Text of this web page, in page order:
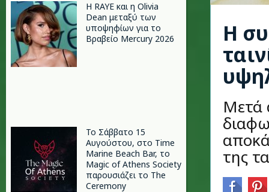
Η RAYE και η Olivia
Dean μεταξύ των
υποψηφίων για το
Βραβείο Mercury 2026
Το Σάββατο 15
Αυγούστου, στο Time
Marine Beach Bar, το
Magic of Athens Society
παρουσιάζει το The
Ceremony
Η
Μετά
της